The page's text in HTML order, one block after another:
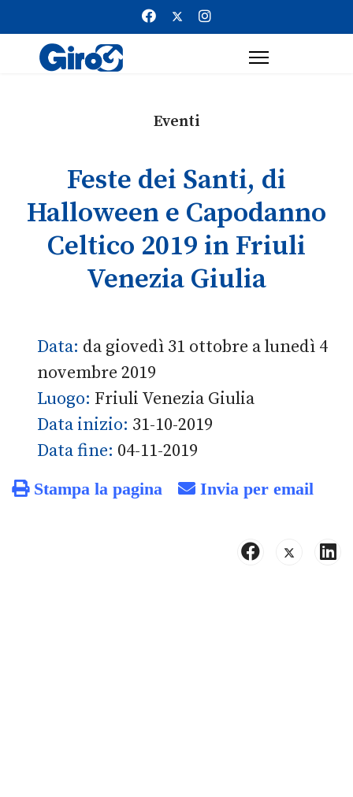
Eventi
Feste dei Santi, di
Halloween e Capodanno
Celtico 2019 in Friuli
Venezia Giulia
Data: da giovedì 31 ottobre a lunedì 4
novembre 2019
Luogo: Friuli Venezia Giulia
Data inizio: 31-10-2019
Data fine: 04-11-2019
Stampa la pagina Invia per email